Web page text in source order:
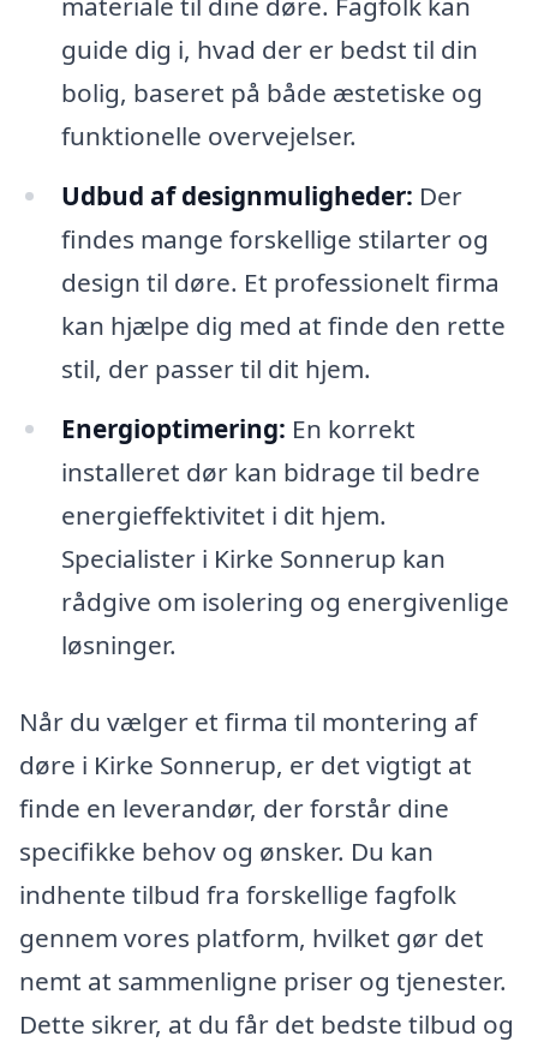
guide dig i, hvad der er bedst til din
bolig, baseret på både æstetiske og
funktionelle overvejelser.
Udbud af designmuligheder: Der
findes mange forskellige stilarter og
design til døre. Et professionelt firma
kan hjælpe dig med at finde den rette
stil, der passer til dit hjem.
Energioptimering: En korrekt
installeret dør kan bidrage til bedre
energieffektivitet i dit hjem.
Specialister i Kirke Sonnerup kan
rådgive om isolering og energivenlige
løsninger.
Når du vælger et firma til montering af
døre i Kirke Sonnerup, er det vigtigt at
finde en leverandør, der forstår dine
specifikke behov og ønsker. Du kan
indhente tilbud fra forskellige fagfolk
gennem vores platform, hvilket gør det
nemt at sammenligne priser og tjenester.
Dette sikrer, at du får det bedste tilbud og